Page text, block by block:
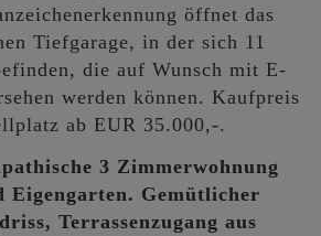
öffnet das
Tiefgarage, in der sich 11
die auf Wunsch mit E-
werden können. Kaufpreis
ab EUR 35.000,-.
3 Zimmerwohnung
Eigengarten. Gemütlicher
Terrassenzugang aus